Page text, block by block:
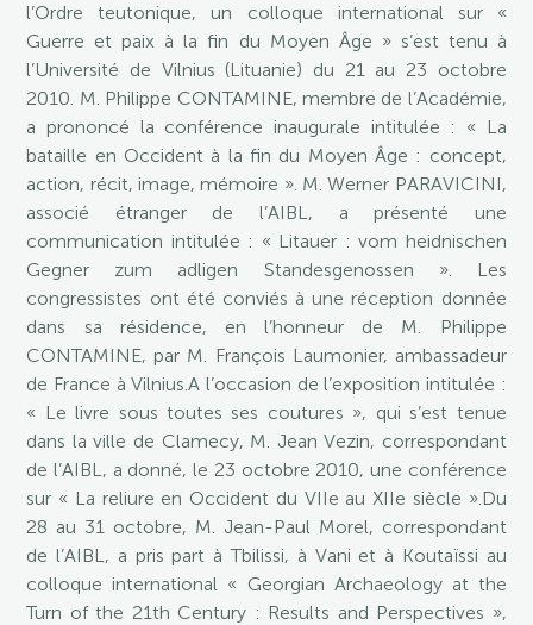
l’Ordre teutonique, un colloque international sur «
Guerre et paix à la fin du Moyen Âge » s’est tenu à
l’Université de Vilnius (Lituanie) du 21 au 23 octobre
2010. M. Philippe CONTAMINE, membre de l’Académie,
a prononcé la conférence inaugurale intitulée : « La
bataille en Occident à la fin du Moyen Âge : concept,
action, récit, image, mémoire ». M. Werner PARAVICINI,
associé étranger de l’AIBL, a présenté une
communication intitulée : « Litauer : vom heidnischen
Gegner zum adligen Standesgenossen ». Les
congressistes ont été conviés à une réception donnée
dans sa résidence, en l’honneur de M. Philippe
CONTAMINE, par M. François Laumonier, ambassadeur
de France à Vilnius.A l’occasion de l’exposition intitulée :
« Le livre sous toutes ses coutures », qui s’est tenue
dans la ville de Clamecy, M. Jean Vezin, correspondant
de l’AIBL, a donné, le 23 octobre 2010, une conférence
sur « La reliure en Occident du VIIe au XIIe siècle ».Du
28 au 31 octobre, M. Jean-Paul Morel, correspondant
de l’AIBL, a pris part à Tbilissi, à Vani et à Koutaïssi au
colloque international « Georgian Archaeology at the
Turn of the 21th Century : Results and Perspectives »,